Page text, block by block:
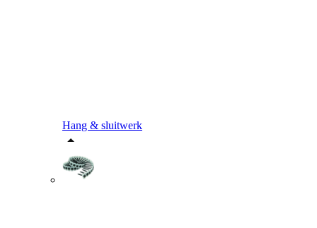
Hang & sluitwerk